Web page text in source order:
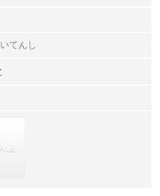
てんし